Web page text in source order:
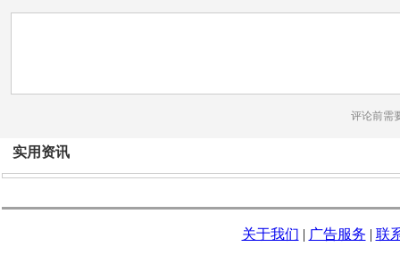
评论前需
实用资讯
关于我们 | 广告服务 | 联